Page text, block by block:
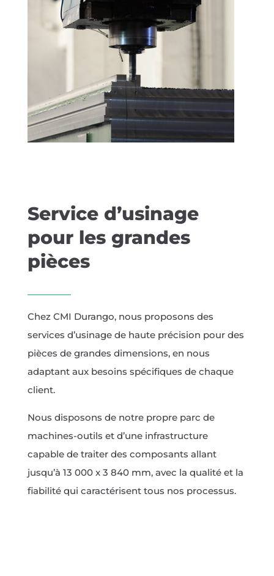
Service d’usinage
pour les grandes
pièces
Chez CMI Durango, nous proposons des
services d’usinage de haute précision pour des
pièces de grandes dimensions, en nous
adaptant aux besoins spécifiques de chaque
client.
Nous disposons de notre propre parc de
machines-outils et d’une infrastructure
capable de traiter des composants allant
jusqu’à 13 000 x 3 840 mm, avec la qualité et la
fiabilité qui caractérisent tous nos processus.